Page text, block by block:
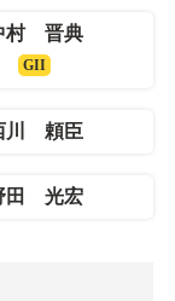
村 晋典
GII
川 頼臣
田 光宏